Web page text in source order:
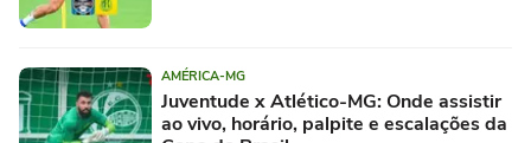
AMÉRICA-MG
Juventude x Atlético-MG: Onde assistir
ao vivo, horário, palpite e escalações da